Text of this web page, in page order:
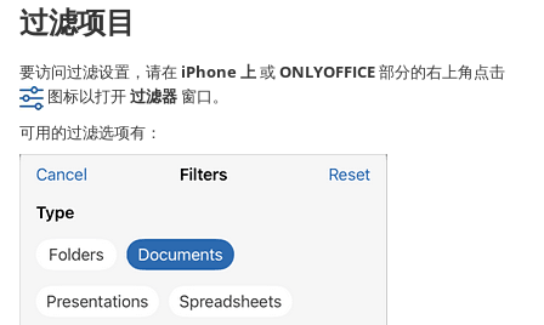
过滤项目
要访问过滤设置，请在 iPhone 上或ONLYOFFICE部分的右上角点击
图标以打开过滤器 窗口。
可用的过滤选项有：